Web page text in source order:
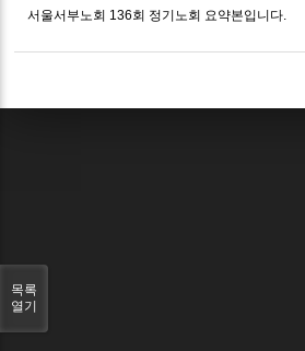
서울서부노회 136회 정기노회 요약본입니다.
목록
열기
Sketchbook5, 스케